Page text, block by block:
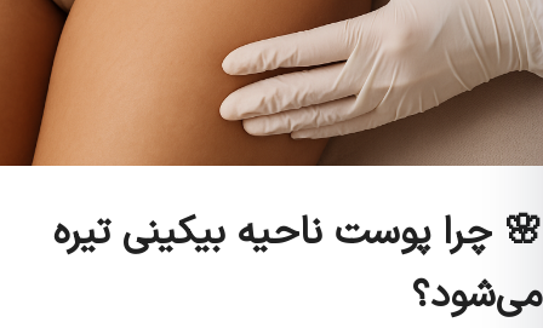
🌸 چرا پوست ناحیه بیکینی تیره
می‌شود؟